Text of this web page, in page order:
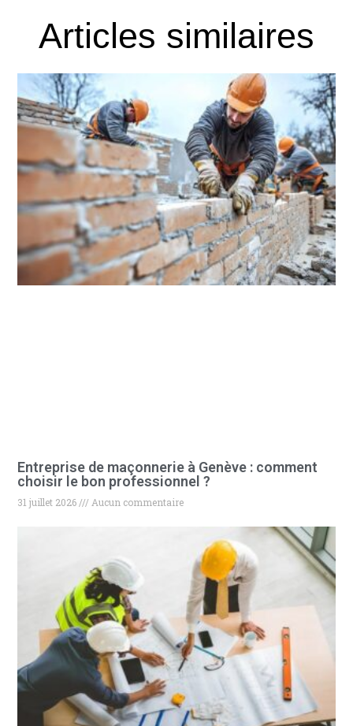
Articles similaires
Entreprise de maçonnerie à Genève : comment
choisir le bon professionnel ?
31 juillet 2026 Aucun commentaire